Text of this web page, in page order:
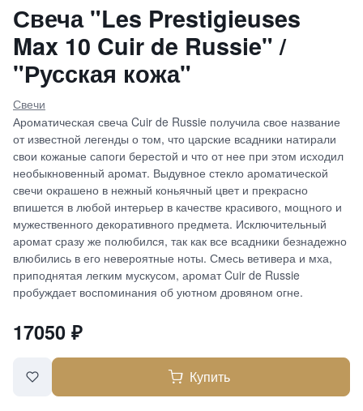
Свеча "Les Prestigieuses
Max 10 Cuir de Russie" /
"Русская кожа"
Свечи
Ароматическая свеча Cuir de Russie получила свое название
от известной легенды о том, что царские всадники натирали
свои кожаные сапоги берестой и что от нее при этом исходил
необыкновенный аромат. Выдувное стекло ароматической
свечи окрашено в нежный коньячный цвет и прекрасно
впишется в любой интерьер в качестве красивого, мощного и
мужественного декоративного предмета. Исключительный
аромат сразу же полюбился, так как все всадники безнадежно
влюбились в его невероятные ноты. Смесь ветивера и мха,
приподнятая легким мускусом, аромат Cuir de Russie
пробуждает воспоминания об уютном дровяном огне.
17050 ₽
Купить